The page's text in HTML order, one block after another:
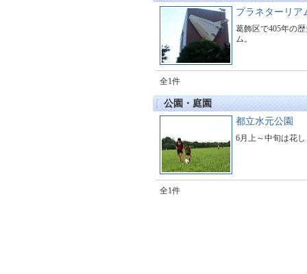
プラネターリア
葛飾区で405年の
ム。
全1件
公園・庭園
都立水元公園
6月上～中旬は花
全1件